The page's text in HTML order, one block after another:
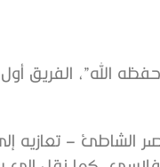
الله”، الفريق
الشاطئ – تعازيه